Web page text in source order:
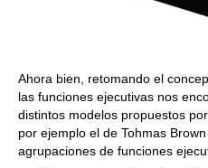
Ahora bien, retomando el
las funciones ejecutivas nos
distintos modelos propuestos
por ejemplo el de Tohmas
agrupaciones de funciones